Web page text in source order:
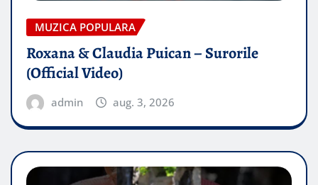
MUZICA POPULARA
Roxana & Claudia Puican – Surorile
(Official Video)
admin aug. 3, 2026